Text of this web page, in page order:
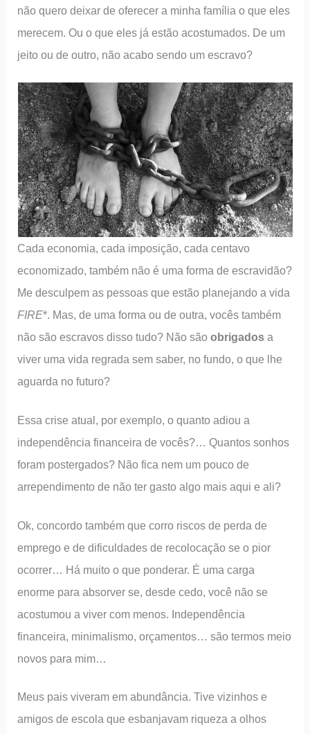
não quero deixar de oferecer a minha família o que eles
merecem. Ou o que eles já estão acostumados. De um
jeito ou de outro, não acabo sendo um escravo?
Cada economia, cada imposição, cada centavo
economizado, também não é uma forma de escravidão?
Me desculpem as pessoas que estão planejando a vida
FIRE*. Mas, de uma forma ou de outra, vocês também
não são escravos disso tudo? Não sãoobrigadosa
viver uma vida regrada sem saber, no fundo, o que lhe
aguarda no futuro?
Essa crise atual, por exemplo, o quanto adiou a
independência financeira de vocês?… Quantos sonhos
foram postergados? Não fica nem um pouco de
arrependimento de não ter gasto algo mais aqui e ali?
Ok, concordo também que corro riscos de perda de
emprego e de dificuldades de recolocação se o pior
ocorrer… Há muito o que ponderar. É uma carga
enorme para absorver se, desde cedo, você não se
acostumou a viver com menos. Independência
financeira, minimalismo, orçamentos… são termos meio
novos para mim…
Meus pais viveram em abundância. Tive vizinhos e
amigos de escola que esbanjavam riqueza a olhos